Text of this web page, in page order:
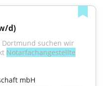
d)
Dortmund suchen wir
Notarfachangestellte
mbH